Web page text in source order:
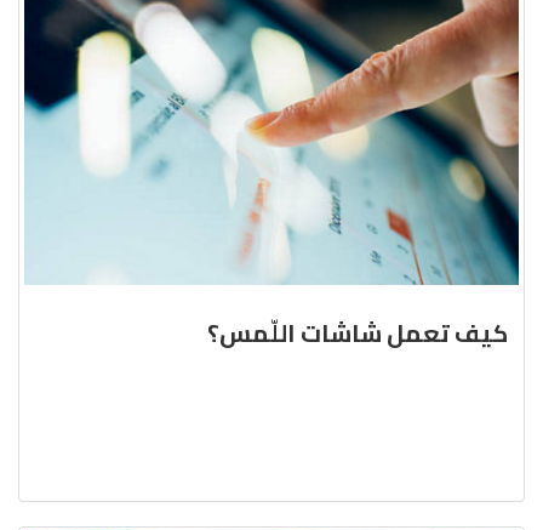
كيف تعمل شاشات اللّمس؟